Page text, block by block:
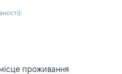
проживання